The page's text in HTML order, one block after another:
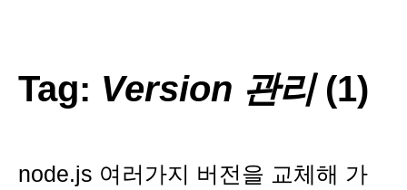
Tag: Version 관리(1)
node.js 여러가지 버전을 교체해 가